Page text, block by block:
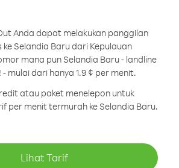
Anda dapat melakukan panggilan
Selandia Baru dari Kepulauan
mana pun Selandia Baru - landline
mulai dari hanya 1.9 ¢ per menit.
atau paket menelepon untuk
per menit termurah ke Selandia Baru.
Lihat Tarif